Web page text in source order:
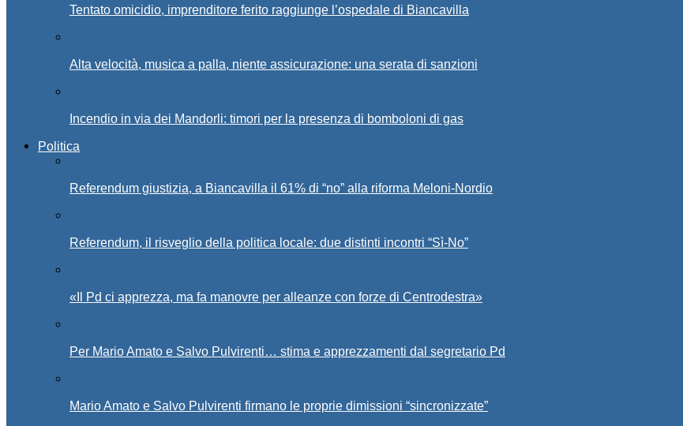
Tentato omicidio, imprenditore ferito raggiunge l’ospedale di Biancavilla
Alta velocità, musica a palla, niente assicurazione: una serata di sanzioni
Incendio in via dei Mandorli: timori per la presenza di bomboloni di gas
Politica
Referendum giustizia, a Biancavilla il 61% di “no” alla riforma Meloni-Nordio
Referendum, il risveglio della politica locale: due distinti incontri “Sì-No”
«Il Pd ci apprezza, ma fa manovre per alleanze con forze di Centrodestra»
Per Mario Amato e Salvo Pulvirenti… stima e apprezzamenti dal segretario Pd
Mario Amato e Salvo Pulvirenti firmano le proprie dimissioni “sincronizzate”